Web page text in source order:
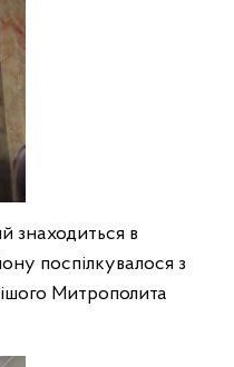
знаходиться в
поспілкувалося з
Митрополита